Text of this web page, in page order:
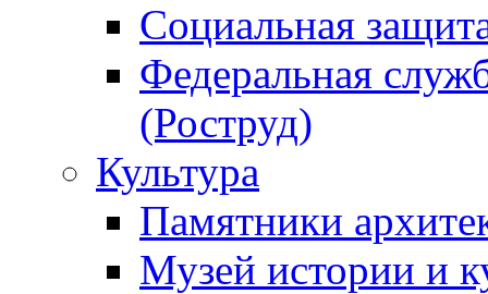
Социальная
Федеральная
(Роструд)
Культура
Памятники
Музей истории и